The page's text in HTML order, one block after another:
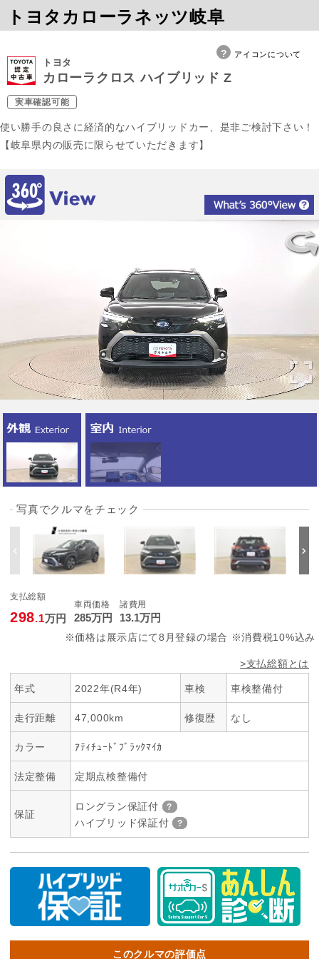
トヨタカローラネッツ岐阜
アイコンについて
トヨタ
カローラクロス ハイブリッド Z
実車確認可能
使い勝手の良さに経済的なハイブリッドカー、是非ご検討下さい！
【岐阜県内の販売に限らせていただきます】
写真でクルマをチェック
支払総額
298.1万円
車両価格
285万円
諸費用
13.1万円
※価格は展示店にて8月登録の場合 ※消費税10%込み
>支払総額とは
年式 2022年(R4年) 車検 車検整備付
走行距離 47,000km 修復歴 なし
カラー ｱﾃｨﾁｭｰﾄﾞﾌﾞﾗｯｸﾏｲｶ
法定整備 定期点検整備付
保証
ロングラン保証付
ハイブリッド保証付
このクルマの評価点